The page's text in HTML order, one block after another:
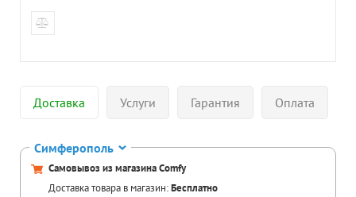
Доставка Услуги Гарантия Оплата
Симферополь
Самовывоз из магазина Comfy
Доставка товара в магазин:Бесплатно